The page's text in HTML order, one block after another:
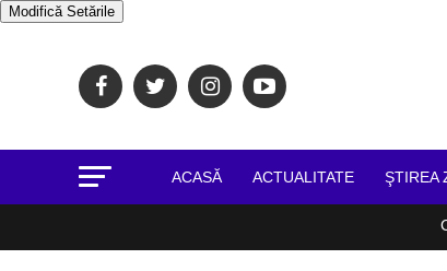
Modifică Setările
ACASĂ ACTUALITATE ŞTIREA